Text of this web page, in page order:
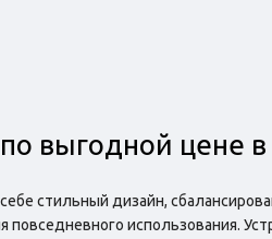
выгодной цене
стильный дизайн,
использования.